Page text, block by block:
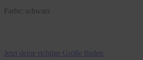
Farbe: schwarz
Jetzt deine richtige Größe finden